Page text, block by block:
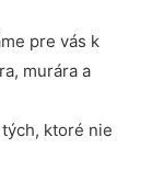
pre vás k
murára a
ktoré nie